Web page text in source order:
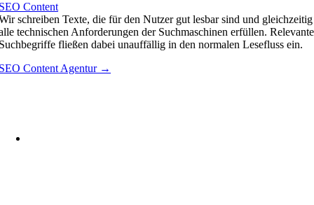
Content
schreiben Texte, die für den Nutzer gut lesbar sind und gleichzeitig
technischen Anforderungen der Suchmaschinen erfüllen. Relevante
fließen dabei unauffällig in den normalen Lesefluss ein.
Content Agentur →